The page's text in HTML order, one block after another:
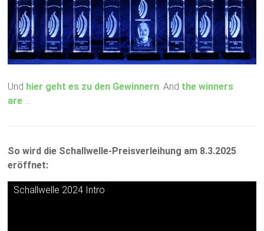
Und hier geht es zu den Gewinnern . And the winners
are
So wird die Schallwelle-Preisverleihung am 8.3.2025
eröffnet:
Schallwelle 2024 Intro